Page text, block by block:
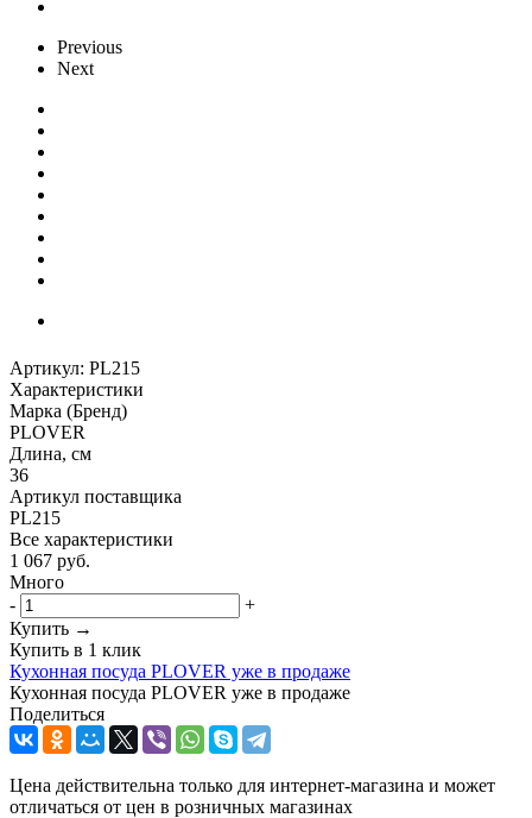
Previous
Next
Артикул: PL215
Характеристики
Марка (Бренд)
PLOVER
Длина, см
36
Артикул поставщика
PL215
Все характеристики
1 067 руб.
Много
-
+
Купить →
Купить в 1 клик
Кухонная посуда PLOVER уже в продаже
Кухонная посуда PLOVER уже в продаже
Поделиться
Цена действительна только для интернет-магазина и может
отличаться от цен в розничных магазинах